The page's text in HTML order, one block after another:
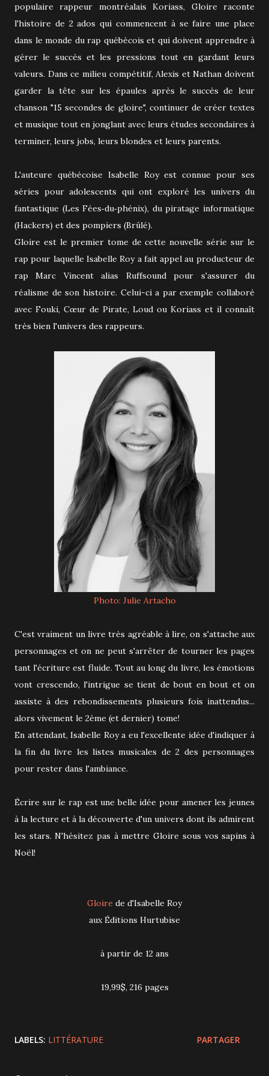
populaire rappeur montréalais Koriass, Gloire raconte
l'histoire de 2 ados qui commencent à se faire une place
dans le monde du rap québécois et qui doivent apprendre à
gérer le succès et les pressions tout en gardant leurs
valeurs. Dans ce milieu compétitif, Alexis et Nathan doivent
garder la tête sur les épaules après le succès de leur
chanson "15 secondes de gloire", continuer de créer textes
et musique tout en jonglant avec leurs études secondaires à
terminer, leurs jobs, leurs blondes et leurs parents.
L'auteure québécoise Isabelle Roy est connue pour ses
séries pour adolescents qui ont exploré les univers du
fantastique (Les Fées‐du‐phénix), du piratage informatique
(Hackers) et des pompiers (Brûlé).
Gloire est le premier tome de cette nouvelle série sur le
rap pour laquelle Isabelle Roy a fait appel au producteur de
rap Marc Vincent alias Ruffsound pour s'assurer du
réalisme de son histoire. Celui-ci a par exemple collaboré
avec Fouki, Cœur de Pirate, Loud ou Koriass et il connaît
très bien l'univers des rappeurs.
Photo: Julie Artacho
C'est vraiment un livre très agréable à lire, on s'attache aux
personnages et on ne peut s'arrêter de tourner les pages
tant l'écriture est fluide. Tout au long du livre, les émotions
vont crescendo, l'intrigue se tient de bout en bout et on
assiste à des rebondissements plusieurs fois inattendus...
alors vivement le 2ème (et dernier) tome!
En attendant, Isabelle Roy a eu l'excellente idée d'indiquer à
la fin du livre les listes musicales de 2 des personnages
pour rester dans l'ambiance.
Écrire sur le rap est une belle idée pour amener les jeunes
à la lecture et à la découverte d'un univers dont ils admirent
les stars. N'hésitez pas à mettre Gloire sous vos sapins à
Noël!
Gloire de d'Isabelle Roy
aux Éditions Hurtubise
à partir de 12 ans
19,99$, 216 pages
LABELS: LITTÉRATURE PARTAGER